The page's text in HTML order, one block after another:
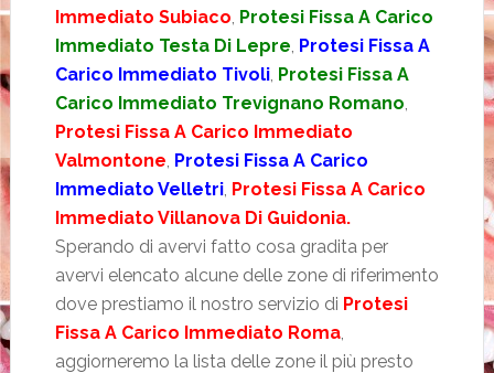
Immediato Subiaco Protesi Fissa A Carico
Immediato Testa Di Lepre Protesi Fissa A
Carico Immediato Tivoli, Protesi Fissa A
Carico Immediato Trevignano Romano
Protesi Fissa A Carico Immediato
Valmontone Protesi Fissa A Carico
Immediato Velletri, Protesi Fissa A Carico
Immediato Villanova Di Guidonia.
Sperando di avervi fatto cosa gradita per
avervi elencato alcune delle zone di riferimento
dove prestiamo il nostro servizio di Protesi
Fissa A Carico Immediato Roma,
aggiorneremo la lista delle zone il più presto